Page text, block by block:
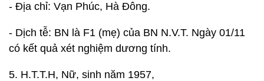
- Địa chỉ: Vạn Phúc, Hà Đông.
- Dịch tễ: BN là F1 (mẹ) của BN N.V.T. Ngày 01/11
có kết quả xét nghiệm dương tính.
5. H.T.T.H, Nữ, sinh năm 1957,